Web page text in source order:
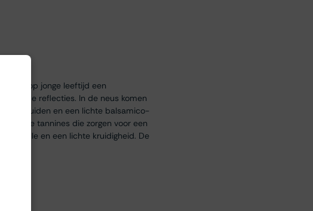
al op jonge leeftijd een
reflecties. In de neus komen
kruiden en een lichte balsamico-
zachte tannines die zorgen voor een
vanille en een lichte kruidigheid. De